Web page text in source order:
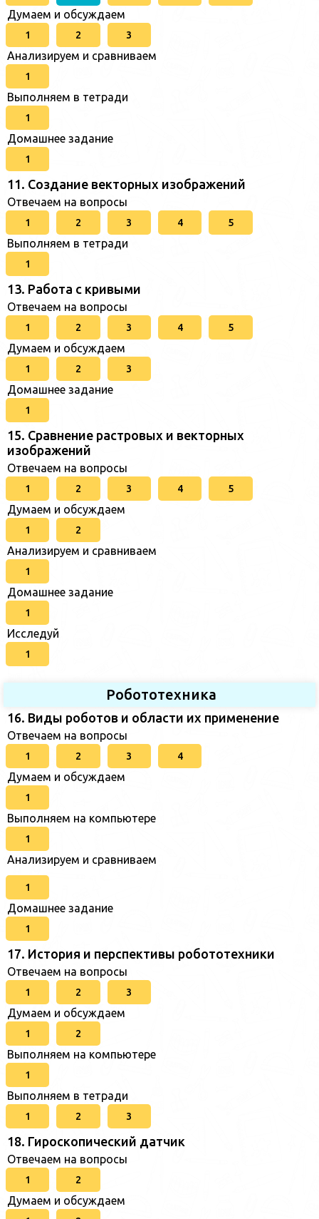
Думаем и обсуждаем
1 2 3
Анализируем и сравниваем
1
Выполняем в тетради
1
Домашнее задание
1
11. Создание векторных изображений
Отвечаем на вопросы
1 2 3 4 5
Выполняем в тетради
1
13. Работа с кривыми
Отвечаем на вопросы
1 2 3 4 5
Думаем и обсуждаем
1 2 3
Домашнее задание
1
15. Сравнение растровых и векторных
изображений
Отвечаем на вопросы
1 2 3 4 5
Думаем и обсуждаем
1 2
Анализируем и сравниваем
1
Домашнее задание
1
Исследуй
1
Робототехника
16. Виды роботов и области их применение
Отвечаем на вопросы
1 2 3 4
Думаем и обсуждаем
1
Выполняем на компьютере
1
Анализируем и сравниваем
1
Домашнее задание
1
17. История и перспективы робототехники
Отвечаем на вопросы
1 2 3
Думаем и обсуждаем
1 2
Выполняем на компьютере
1
Выполняем в тетради
1 2 3
18. Гироскопический датчик
Отвечаем на вопросы
1 2
Думаем и обсуждаем